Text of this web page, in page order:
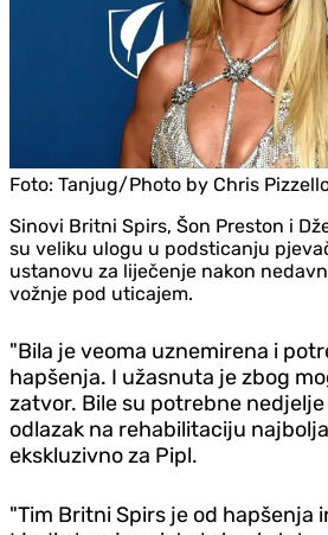
Foto: Tanjug/Photo by Chris
Sinovi Britni Spirs, Šon Preston i
su veliku ulogu u podsticanju
ustanovu za liječenje nakon
vožnje pod uticajem.
"Bila je veoma uznemirena i
hapšenja. I užasnuta je zbog
zatvor. Bile su potrebne
odlazak na rehabilitaciju
ekskluzivno za Pipl.
"Tim Britni Spirs je od hapšenja